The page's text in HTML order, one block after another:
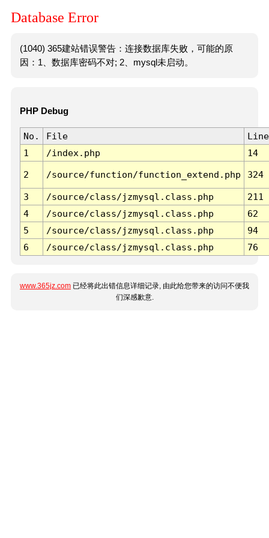
Database Error
(1040) 365建站错误警告：连接数据库失败，可能的原
因：1、数据库密码不对; 2、mysql未启动。
PHP Debug
No. File
Line
1
/index.php 14
2 /source/function/function_extend.php 324
3 /source/class/jzmysql.class.php
211
4
/source/class/jzmysql.class.php
62
5
/source/class/jzmysql.class.php
94
6
/source/class/jzmysql.class.php 76
www.365jz.com 已经将此出错信息详细记录, 由此给您带来的访问不便我
们深感歉意.